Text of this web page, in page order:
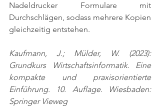
Nadeldrucker Formulare mit
Durchschlägen, sodass mehrere Kopien
gleichzeitig entstehen.
Kaufmann, J.; Mülder, W. (2023):
Grundkurs Wirtschaftsinformatik. Eine
kompakte und praxisorientierte
Einführung. 10. Auflage. Wiesbaden:
Springer Vieweg